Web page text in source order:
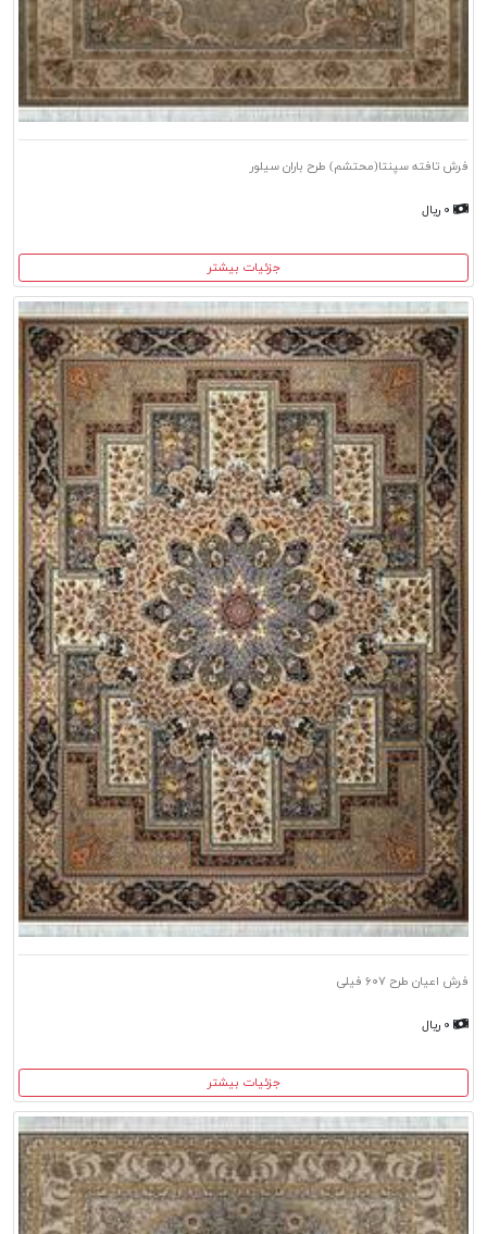
فرش تافته سپنتا(محتشم) طرح باران سیلور
جزئیات بیشتر
فرش اعیان طرح ۶۰۷ فیلی
جزئیات بیشتر